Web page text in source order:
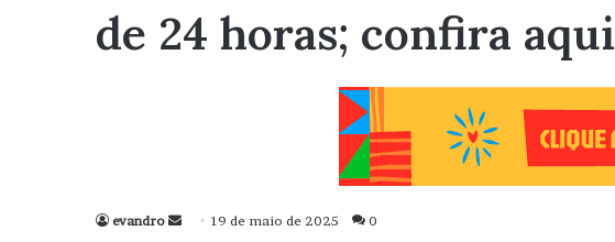
de 24 horas; confira aqui
evandro
Mande19 de maio de 2025 0